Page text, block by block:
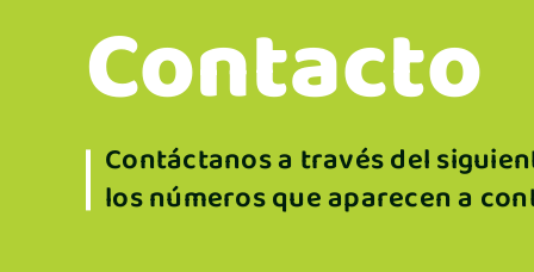
Contacto
Contáctanos a través del
los números que aparecen a